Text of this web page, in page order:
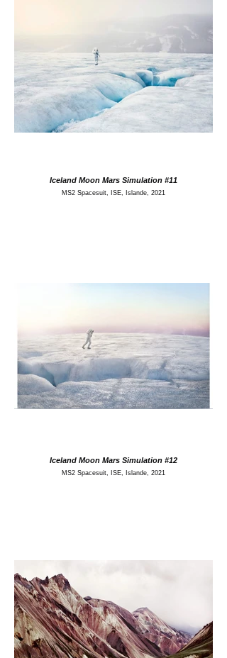
Iceland Moon Mars Simulation #11
MS2 Spacesuit, ISE, Islande, 2021
Iceland Moon Mars Simulation #12
MS2 Spacesuit, ISE, Islande, 2021